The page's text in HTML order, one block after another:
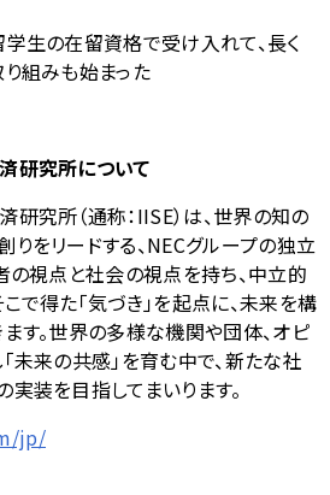
生の在留資格で受け入れて、長く
組みも始まった
研究所について
究所（通称：IISE）は、世界の知の
をリードする、NECグループの独立
の視点と社会の視点を持ち、中立的
で得た「気づき」を起点に、未来を構
す。世界の多様な機関や団体、オピ
未来の共感」を育む中で、新たな社
装を目指してまいります。
jp/